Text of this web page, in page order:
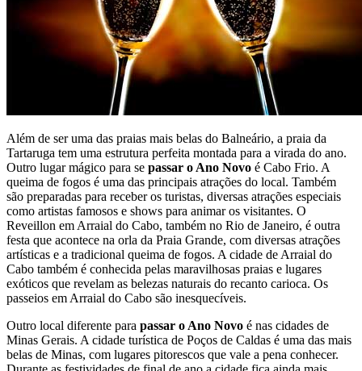
Além de ser uma das praias mais belas do Balneário, a praia da
Tartaruga tem uma estrutura perfeita montada para a virada do ano.
Outro lugar mágico para se passar o Ano Novo é Cabo Frio. A
queima de fogos é uma das principais atrações do local. Também
são preparadas para receber os turistas, diversas atrações especiais
como artistas famosos e shows para animar os visitantes. O
Reveillon em Arraial do Cabo, também no Rio de Janeiro, é outra
festa que acontece na orla da Praia Grande, com diversas atrações
artísticas e a tradicional queima de fogos. A cidade de Arraial do
Cabo também é conhecida pelas maravilhosas praias e lugares
exóticos que revelam as belezas naturais do recanto carioca. Os
passeios em Arraial do Cabo são inesquecíveis.
Outro local diferente para passar o Ano Novo é nas cidades de
Minas Gerais. A cidade turística de Poços de Caldas é uma das mais
belas de Minas, com lugares pitorescos que vale a pena conhecer.